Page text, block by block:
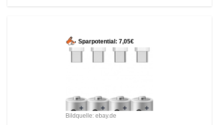
Sparpotential: 7,05€
Bildquelle: ebay.de